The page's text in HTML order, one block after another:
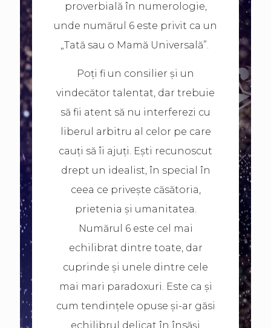
proverbială în numerologie,
unde numărul 6 este privit ca un
„Tată sau o Mamă Universală”.
Poți fi un consilier și un
vindecător talentat, dar trebuie
să fii atent să nu interferezi cu
liberul arbitru al celor pe care
cauți să îi ajuți. Ești recunoscut
drept un idealist, în special în
ceea ce privește căsătoria,
prietenia și umanitatea.
Numărul 6 este cel mai
echilibrat dintre toate, dar
cuprinde și unele dintre cele
mai mari paradoxuri. Este ca și
cum tendințele opuse și-ar găsi
echilibrul delicat în însăși